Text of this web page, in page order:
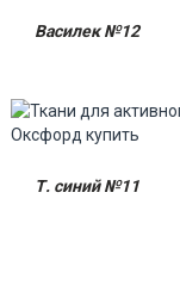
Василек №12
Т. синий №11